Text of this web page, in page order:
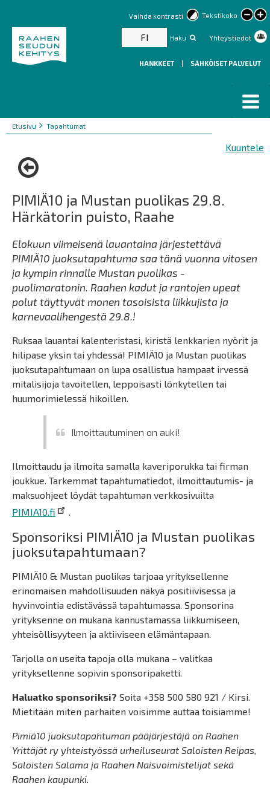
Tekstikoko
text
Vaihda kontrasti
Haku Yhteystiedot
FI
HANKKEET | SÄHKÖISET PALVELUT
Murupolku
You
Etusivu Tapahtumat
Kuuntele
PIMIÄ10 ja Mustan puolikas 29.8.
Härkätorin puisto, Raahe
Elokuun viimeisenä lauantaina järjestettävä
PIMIÄ10 juoksutapahtuma saa tänä vuonna vitosen
ja kympin rinnalle Mustan puolikas -
puolimaratonin. Raahen kadut ja rantojen upeat
polut täyttyvät monen tasoisista liikkujista ja
karnevaalihengestä 29.8.!
Ruksaa lauantai kalenteristasi, kiristä lenkkarien nyörit ja
hilipase yksin tai yhdessä! PIMIÄ10 ja Mustan puolikas
juoksutapahtumaan on lupa osallistua hampaat irvessä
mitalisijoja tavoitellen, leppoisasti lönkytellen tai
huumorimielessä hikoillen.
Ilmoittautuminen on auki!
Ilmoittaudu ja ilmoita samalla kaveriporukka tai firman
joukkue. Tarkemmat tapahtumatiedot, ilmoittautumis- ja
maksuohjeet löydät tapahtuman verkkosivuilta
PIMIA10.fi
.
Sponsoriksi PIMIÄ10 ja Mustan puolikas
juoksutapahtumaan?
PIMIÄ10 & Mustan puolikas tarjoaa yrityksellenne
erinomaisen mahdollisuuden näkyä positiivisessa ja
hyvinvointia edistävässä tapahtumassa. Sponsorina
yrityksenne on mukana kannustamassa liikkumiseen,
yhteisöllisyyteen ja aktiiviseen elämäntapaan.
Tarjolla on useita tapoja olla mukana – valitkaa
yrityksellenne sopivin sponsoripaketti.
Haluatko sponsoriksi? Soita +358 500 580 921 / Kirsi.
Mietitään miten parhaiten voisimme auttaa toisiamme!
Pimiä10 juoksutapahtuman pääjärjestäjä on Raahen
Yrittäjät ry yhteistyössä urheiluseurat Saloisten Reipas,
Saloisten Salama ja Raahen Naisvoimistelijat sekä
Raahen kaupunki.